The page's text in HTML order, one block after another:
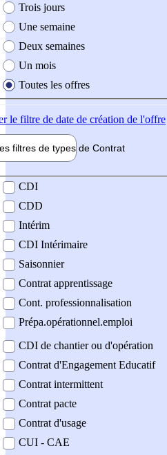
Trois jours
Une semaine
Deux semaines
Un mois
Toutes les offres
le filtre de date de création de l'offre
filtres de types de Contrat
contrat
CDI
CDD
Intérim
CDI Intérimaire
Saisonnier
Contrat apprentissage
Cont. professionnalisation
Prépa.opérationnel.emploi
CDI de chantier ou d'opération
Contrat d'Engagement Educatif
Contrat intermittent
Contrat pacte
Contrat d'usage
CUI - CAE